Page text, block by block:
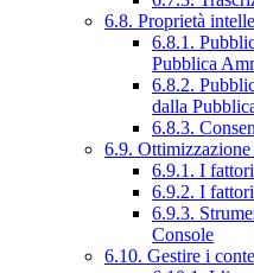
6.8. Proprietà
6.8.1.
Pubblica
6.8.2.
dalla
6.8.3.
6.9.
6.9.1. I fattori
6.9.2. I fattori
6.9.3.
Console
6.10. Gestire i